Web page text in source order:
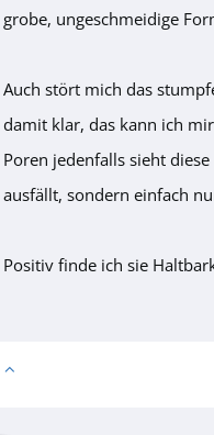
grobe, ungeschmeidige
Auch stört mich das
damit klar, das kann ich
Poren jedenfalls sieht
ausfällt, sondern einfach
Positiv finde ich sie